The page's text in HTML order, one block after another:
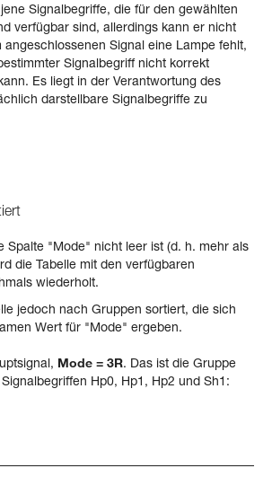
Signalbegriffe, die für den gewählten
verfügbar sind, allerdings kann er nicht
Signal eine Lampe fehlt,
Signalbegriff nicht korrekt
Es liegt in der Verantwortung des
darstellbare Signalbegriffe zu
Spalte "Mode" nicht leer ist (d. h. mehr als
die Tabelle mit den verfügbaren
wiederholt.
jedoch nach Gruppen sortiert, die sich
Wert für "Mode" ergeben.
Mode = 3R. Das ist die Gruppe
Hp0, Hp1, Hp2 und Sh1: